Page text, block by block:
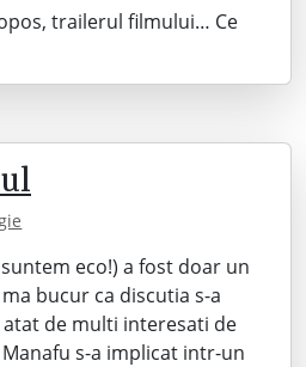
trailerul filmului… Ce
eco!) a fost doar un
bucur ca discutia s-a
de multi interesati de
s-a implicat intr-un